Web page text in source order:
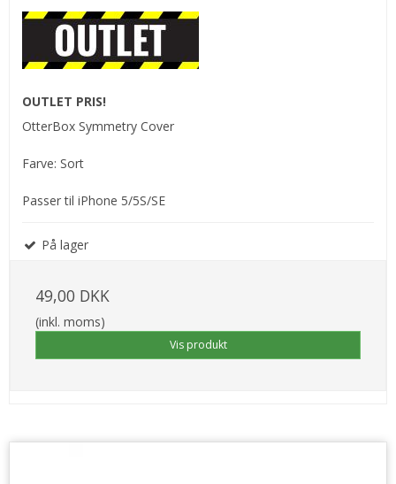
OUTLET PRIS!
OtterBox Symmetry Cover
Farve: Sort
Passer til iPhone 5/5S/SE
På lager
49,00 DKK
(inkl. moms)
Vis produkt